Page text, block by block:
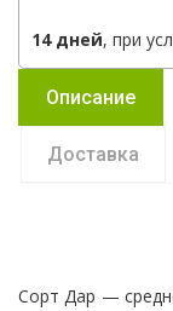
14 дней, при
Описание
Доставка
Сopт Дар —